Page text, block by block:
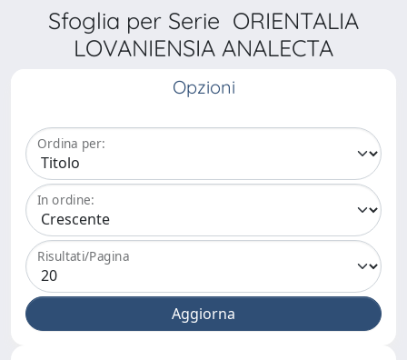
Sfoglia per Serie ORIENTALIA
LOVANIENSIA ANALECTA
Opzioni
Ordina per:
In ordine:
Risultati/Pagina